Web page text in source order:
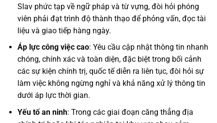
Slav phức tạp về ngữ pháp và từ vựng, đòi hỏi phóng
viên phải đạt trình độ thành thạo để phỏng vấn, đọc tài
liệu và giao tiếp hàng ngày.
Áp lực công việc cao: Yêu cầu cập nhật thông tin nhanh
chóng, chính xác và toàn diện, đặc biệt trong bối cảnh
các sự kiện chính trị, quốc tế diễn ra liên tục, đòi hỏi sự
làm việc không ngừng nghỉ và khả năng xử lý thông tin
dưới áp lực thời gian.
Yếu tố an ninh: Trong các giai đoạn căng thẳng địa